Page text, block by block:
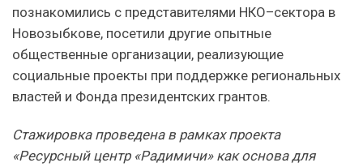
познакомились с представителями НКО–сектора в
Новозыбкове, посетили другие опытные
общественные организации, реализующие
социальные проекты при поддержке региональных
властей и Фонда президентских грантов.
Стажировка проведена в рамках проекта
«Ресурсный центр «Радимичи» как основа для